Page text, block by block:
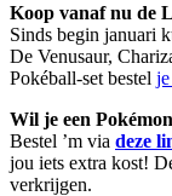
Koop vanaf nu de
Sinds begin januari
De Venusaur,
Pokéball-set bestel
Wil je een
Bestel ’m via deze
jou iets extra kost!
verkrijgen.